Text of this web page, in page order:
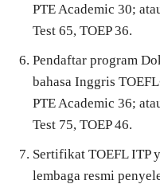
PTE Academic 30;
Test 65, TOEP 36.
Pendaftar program
bahasa Inggris
PTE Academic 36;
Test 75, TOEP 46.
Sertifikat TOEFL ITP
lembaga resmi